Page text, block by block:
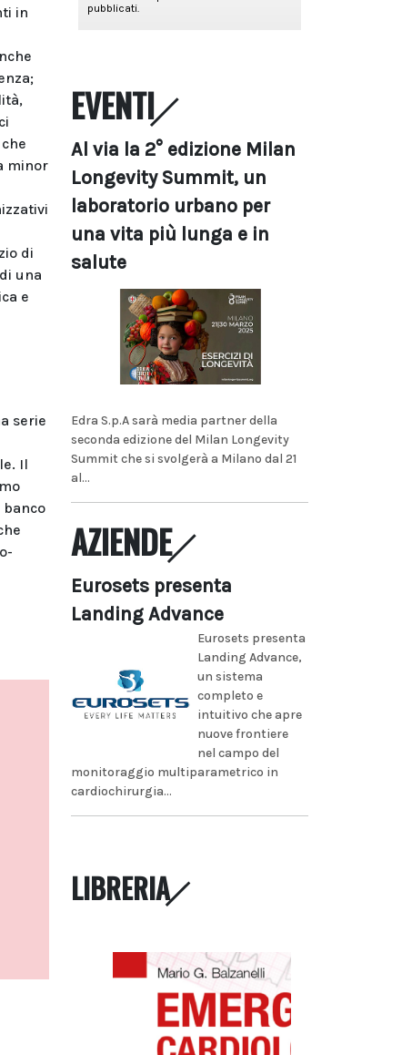
in
minor
di
una
e
serie
Il
EVENTI
Al via la 2° edizione Milan
Longevity Summit, un
laboratorio urbano per
una vita più lunga e in
salute
Edra S.p.A sarà media partner della
seconda edizione del Milan Longevity
Summit che si svolgerà a Milano dal 21
al...
AZIENDE
Eurosets presenta
Landing Advance
Eurosets presenta
Landing Advance,
un sistema
completo e
intuitivo che apre
nuove frontiere
nel campo del
monitoraggio multiparametrico in
cardiochirurgia...
LIBRERIA